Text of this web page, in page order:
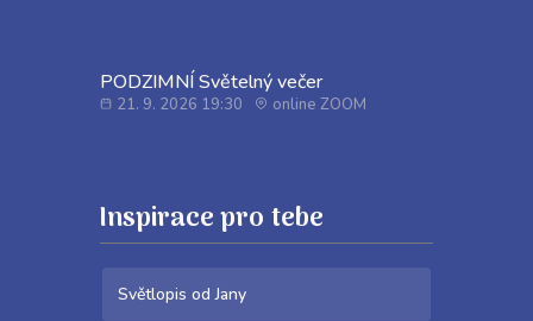
PODZIMNÍ Světelný večer
21. 9. 2026 19:30 online ZOOM
Inspirace pro tebe
Světlopis od Jany